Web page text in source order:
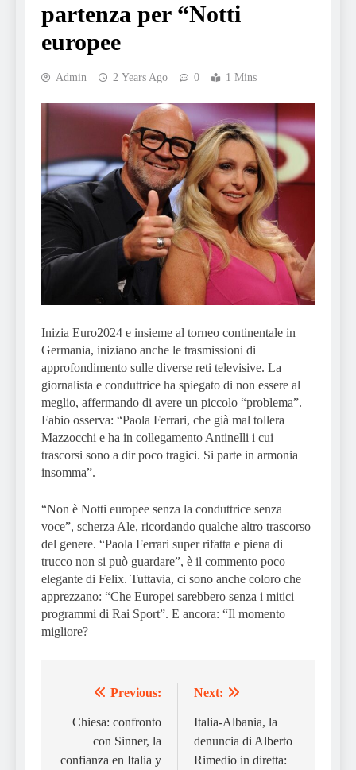
partenza per “Notti
europee
Admin 2 Years Ago 0 1 Mins
Inizia Euro2024 e insieme al torneo continentale in
Germania, iniziano anche le trasmissioni di
approfondimento sulle diverse reti televisive. La
giornalista e conduttrice ha spiegato di non essere al
meglio, affermando di avere un piccolo “problema”.
Fabio osserva: “Paola Ferrari, che già mal tollera
Mazzocchi e ha in collegamento Antinelli i cui
trascorsi sono a dir poco tragici. Si parte in armonia
insomma”.
“Non è Notti europee senza la conduttrice senza
voce”, scherza Ale, ricordando qualche altro trascorso
del genere. “Paola Ferrari super rifatta e piena di
trucco non si può guardare”, è il commento poco
elegante di Felix. Tuttavia, ci sono anche coloro che
apprezzano: “Che Europei sarebbero senza i mitici
programmi di Rai Sport”. E ancora: “Il momento
migliore?
navigation
Previous:
Chiesa: confronto
con Sinner, la
confianza en Italia y
Next:
Italia-Albania, la
denuncia di Alberto
Rimedio in diretta: